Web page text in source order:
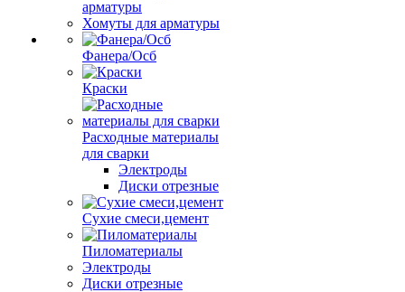
арматуры
Хомуты для арматуры
Фанера/Осб
Краски
Расходные материалы
для сварки
Электроды
Диски отрезные
Сухие смеси,цемент
Пиломатериалы
Электроды
Диски отрезные